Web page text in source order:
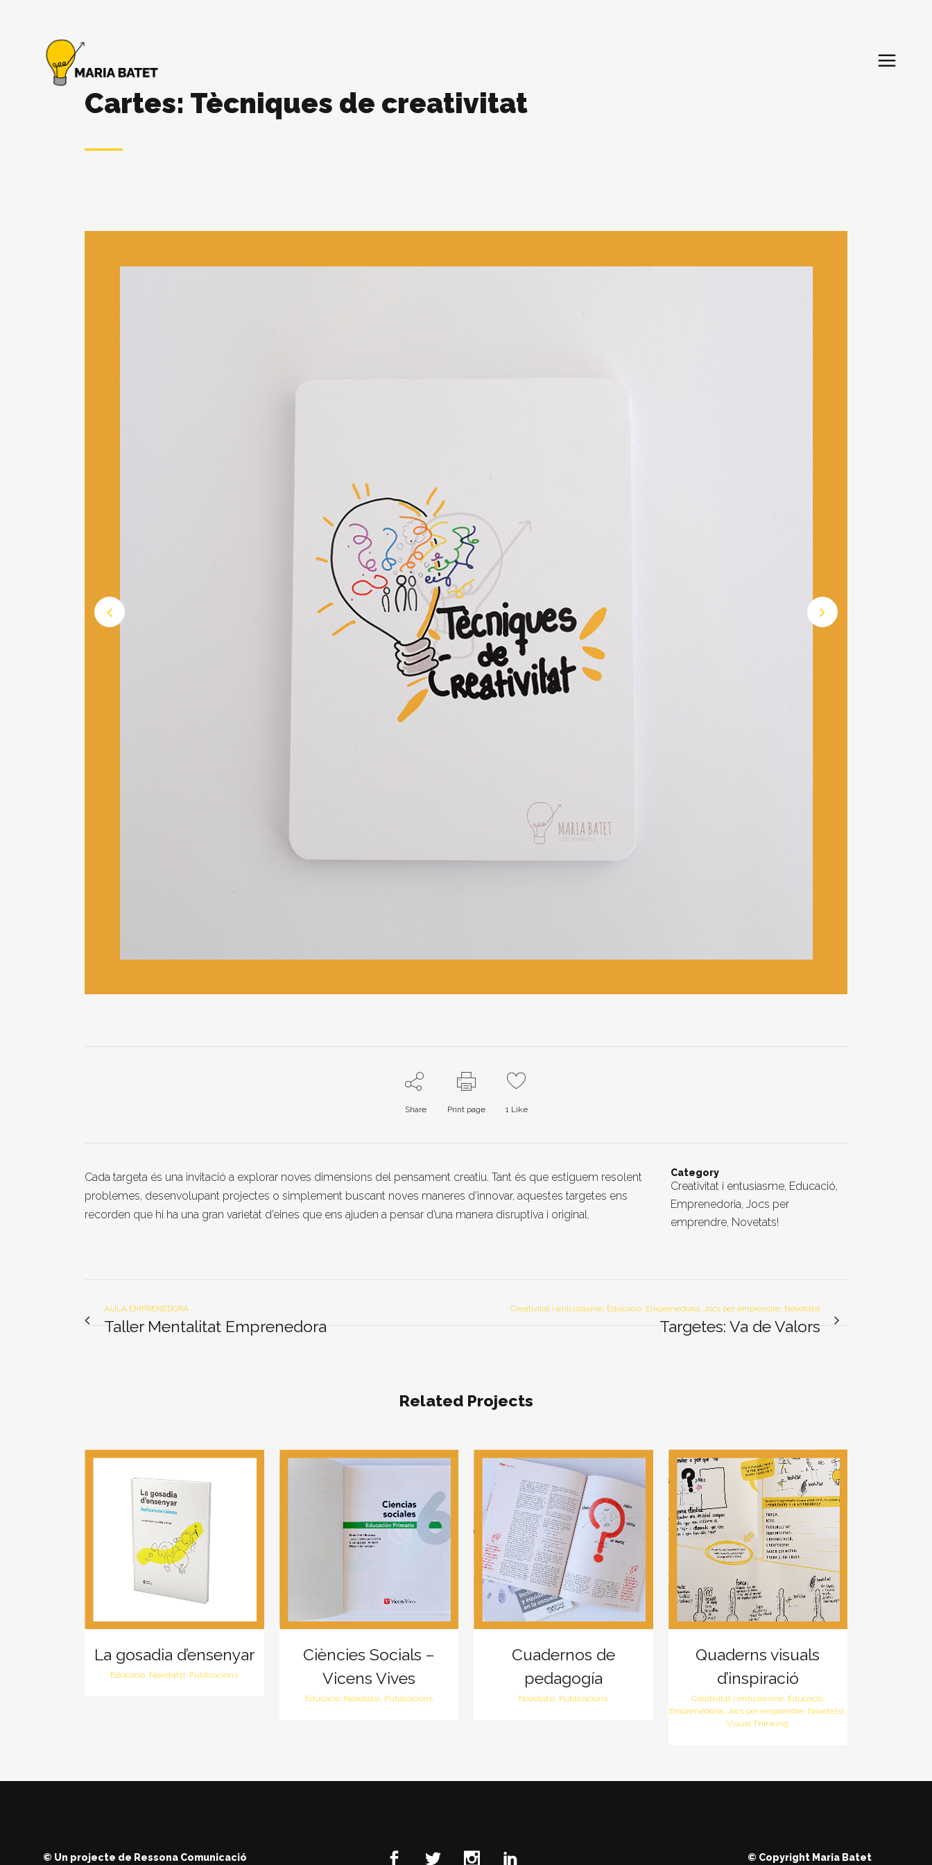
Cartes: Tècniques de creativitat
Share Print page 1Like
Cada targeta és una invitació a explorar noves dimensions del pensament creatiu. Tant és que estiguem resolent
problemes, desenvolupant projectes o simplement buscant noves maneres d’innovar, aquestes targetes ens
recorden que hi ha una gran varietat d’eines que ens ajuden a pensar d’una manera disruptiva i original.
Category
Creativitat i entusiasme, Educació,
Emprenedoria, Jocs per
emprendre, Novetats!
AULA EMPRENEDORA
Taller Mentalitat Emprenedora
Creativitat i entusiasme, Educació, Emprenedoria, Jocs per emprendre, Novetats!
Targetes: Va de Valors
Related Projects
View
La gosadia d’ensenyar
Educació, Novetats!, Publicacions
View
Ciències Socials –
Vicens Vives
Educació, Novetats!, Publicacions
View
Cuadernos de
pedagogía
Novetats!, Publicacions
View
Quaderns visuals
d’inspiració
Creativitat i entusiasme, Educació,
Emprenedoria, Jocs per emprendre, Novetats!,
Visual Thinking
© Un projecte de Ressona Comunicació © Copyright Maria Batet